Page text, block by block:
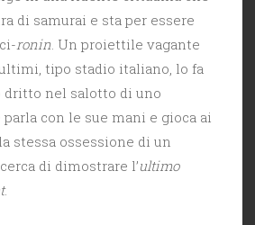
di samurai e sta per essere
ronin . Un proiettile vagante
tipo stadio italiano, lo fa
nel salotto di uno
con le sue mani e gioca ai
stessa ossessione di un
di dimostrare l’ultimo
.